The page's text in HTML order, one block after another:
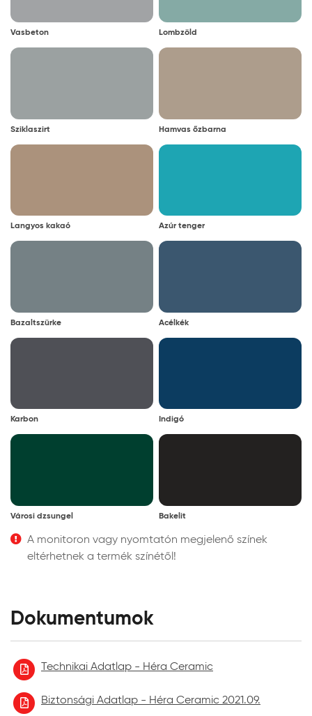
Vasbeton Lombzöld
Sziklaszirt Hamvas őzbarna
Langyos kakaó Azúr tenger
Bazaltszürke Acélkék
Karbon Indigó
Városi dzsungel Bakelit
A monitoron vagy nyomtatón megjelenő színek
eltérhetnek a termék színétől!
Dokumentumok
Technikai Adatlap - Héra Ceramic
Biztonsági Adatlap - Héra Ceramic 2021.09.